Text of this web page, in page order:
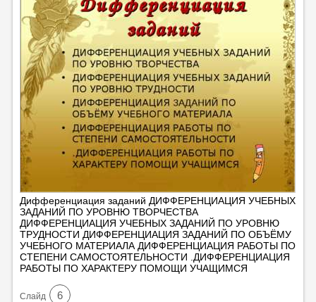
Дифференциация заданий ДИФФЕРЕНЦИАЦИЯ УЧЕБНЫХ
ЗАДАНИЙ ПО УРОВНЮ ТВОРЧЕСТВА
ДИФФЕРЕНЦИАЦИЯ УЧЕБНЫХ ЗАДАНИЙ ПО УРОВНЮ
ТРУДНОСТИ ДИФФЕРЕНЦИАЦИЯ ЗАДАНИЙ ПО ОБЪЁМУ
УЧЕБНОГО МАТЕРИАЛА ДИФФЕРЕНЦИАЦИЯ РАБОТЫ ПО
СТЕПЕНИ САМОСТОЯТЕЛЬНОСТИ .ДИФФЕРЕНЦИАЦИЯ
РАБОТЫ ПО ХАРАКТЕРУ ПОМОЩИ УЧАЩИМСЯ
Cлайд 6